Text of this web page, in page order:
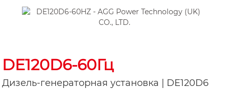
DE120D6-60Гц
Дизель-генераторная установка | DE120D6
Серия DE 22-250 кВА
Серия S 275-